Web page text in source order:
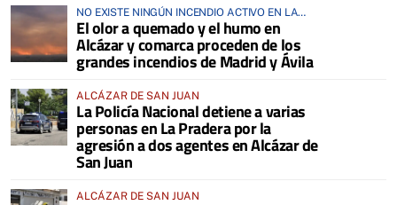
NO EXISTE NINGÚN INCENDIO ACTIVO EN LA
COMARCA
El olor a quemado y el humo en
Alcázar y comarca proceden de los
grandes incendios de Madrid y Ávila
ALCÁZAR DE SAN JUAN
La Policía Nacional detiene a varias
personas en La Pradera por la
agresión a dos agentes en Alcázar de
San Juan
ALCÁZAR DE SAN JUAN